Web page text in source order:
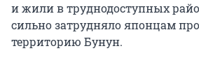
и жили в труднодоступных
сильно затрудняло японцам
территорию Бунун.